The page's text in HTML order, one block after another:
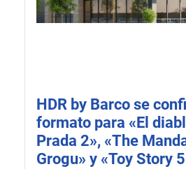
HDR by Barco se
formato para «El
Prada 2», «The
Grogu» y «Toy Story